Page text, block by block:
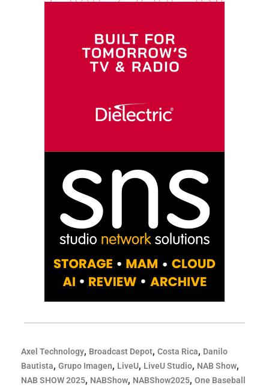
Axel Technology, Broadcast Depot, Costa Rica, Danilo
Bautista, Grupo Imagen, LiveU, LiveU Studio, NAB Show,
NAB SHOW 2025, NABShow, NABShow2025, One Baseball